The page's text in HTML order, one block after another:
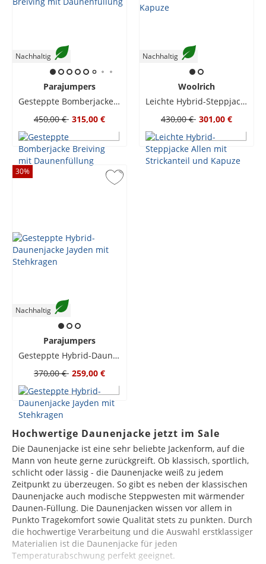
Nachhaltig
Parajumpers
Gesteppte Bomberjacke Breiving mit Daunenfüllung
450,00 € 315,00 €
Nachhaltig
Woolrich
Leichte Hybrid-Steppjacke Allen mit Strickanteil und Kapuze
430,00 € 301,00 €
30%
Nachhaltig
Parajumpers
Gesteppte Hybrid-Daunenjacke Jayden mit Stehkragen
370,00 € 259,00 €
Hochwertige Daunenjacke jetzt im Sale
Die Daunenjacke ist eine sehr beliebte Jackenform, auf die
Mann von heute gerne zurückgreift. Ob klassisch, sportlich,
schlicht oder lässig - die Daunenjacke weiß zu jedem
Zeitpunkt zu überzeugen. So gibt es neben der klassischen
Daunenjacke auch modische Steppwesten mit wärmender
Daunen-Füllung. Die Daunenjacken wissen vor allem in
Punkto Tragekomfort sowie Qualität stets zu punkten. Durch
die hochwertige Verarbeitung und die Auswahl erstklassiger
Materialien ist die Daunenjacke für jeden
Temperaturabschwung perfekt geeignet.